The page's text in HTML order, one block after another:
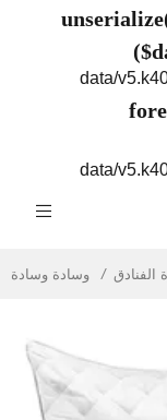
وسادة وسادة